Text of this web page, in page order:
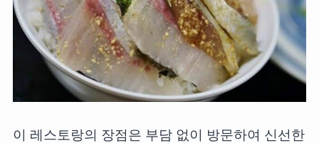
이 레스토랑의 장점은 부담 없이 방문하여 신선한